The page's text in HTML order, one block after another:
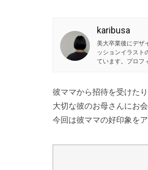
karibusa
美大卒業後にデザ
ッションイラスト
ています。プロフ
彼ママから招待を受けた
大切な彼のお母さんにお
今回は彼ママの好印象を